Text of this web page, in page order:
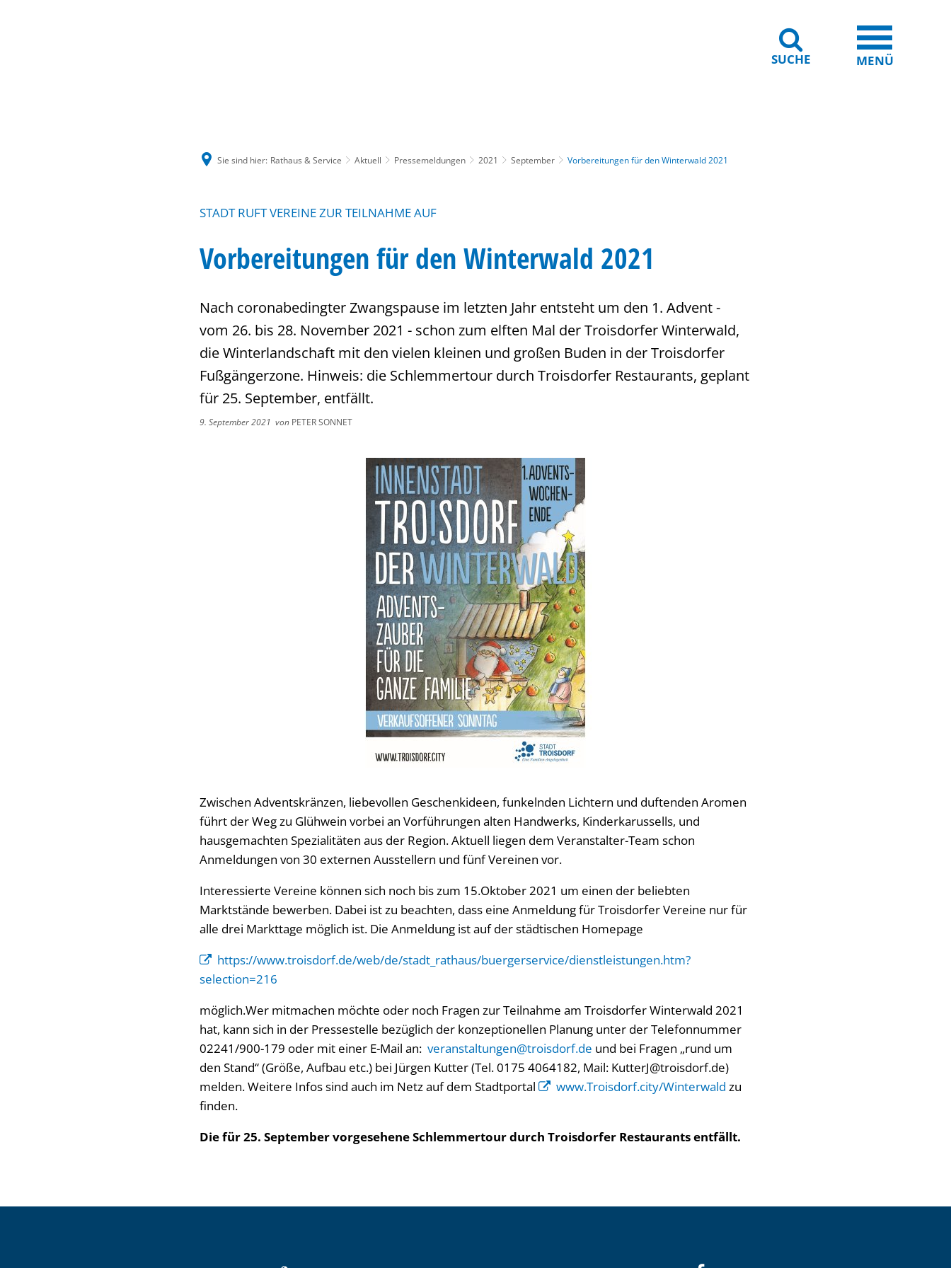
SUCHE MENÜ
Sie sind hier: Rathaus & Service Aktuell Pressemeldungen 2021 September Vorbereitungen für den Winterwald 2021
STADT RUFT VEREINE ZUR TEILNAHME AUF
Vorbereitungen für den Winterwald 2021
Nach coronabedingter Zwangspause im letzten Jahr entsteht um den 1. Advent -
vom 26. bis 28. November 2021 - schon zum elften Mal der Troisdorfer Winterwald,
die Winterlandschaft mit den vielen kleinen und großen Buden in der Troisdorfer
Fußgängerzone. Hinweis: die Schlemmertour durch Troisdorfer Restaurants, geplant
für 25. September, entfällt.
9. September 2021 von PETER SONNET
Zwischen Adventskränzen, liebevollen Geschenkideen, funkelnden Lichtern und duftenden Aromen
führt der Weg zu Glühwein vorbei an Vorführungen alten Handwerks, Kinderkarussells, und
hausgemachten Spezialitäten aus der Region. Aktuell liegen dem Veranstalter-Team schon
Anmeldungen von 30 externen Ausstellern und fünf Vereinen vor.
Interessierte Vereine können sich noch bis zum 15.Oktober 2021 um einen der beliebten
Marktstände bewerben. Dabei ist zu beachten, dass eine Anmeldung für Troisdorfer Vereine nur für
alle drei Markttage möglich ist. Die Anmeldung ist auf der städtischen Homepage
https://www.troisdorf.de/web/de/stadt_rathaus/buergerservice/dienstleistungen.htm?
selection=216
möglich.Wer mitmachen möchte oder noch Fragen zur Teilnahme am Troisdorfer Winterwald 2021
hat, kann sich in der Pressestelle bezüglich der konzeptionellen Planung unter der Telefonnummer
02241/900-179 oder mit einer E-Mail an: veranstaltungen@troisdorf.de und bei Fragen „rund um
den Stand“ (Größe, Aufbau etc.) bei Jürgen Kutter (Tel. 0175 4064182, Mail: KutterJ@troisdorf.de)
melden. Weitere Infos sind auch im Netz auf dem Stadtportal
www.Troisdorf.city/Winterwald zu
finden.
Die für 25. September vorgesehene Schlemmertour durch Troisdorfer Restaurants entfällt.